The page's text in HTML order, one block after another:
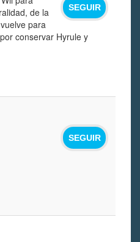
SEGUIR
de la
para
conservar Hyrule y
SEGUIR